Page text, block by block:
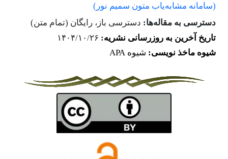
(سامانه مشابه‌یاب متون سمیم نور)
دسترسی به مقاله‌ها: دسترسی باز، رایگان (تمام متن)
تاریخ آخرین به روزرسانی نشریه: ۱۴۰۴/۱۰/۲۶
شیوه ماخذ نویسی: شیوه APA